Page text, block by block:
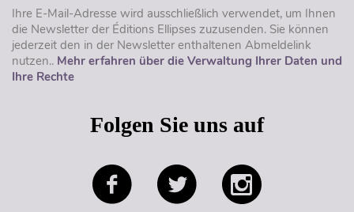
Ihre E-Mail-Adresse wird ausschließlich verwendet, um Ihnen
die Newsletter der Éditions Ellipses zuzusenden. Sie können
jederzeit den in der Newsletter enthaltenen Abmeldelink
nutzen.. Mehr erfahren über die Verwaltung Ihrer Daten und
Ihre Rechte
Folgen Sie uns auf